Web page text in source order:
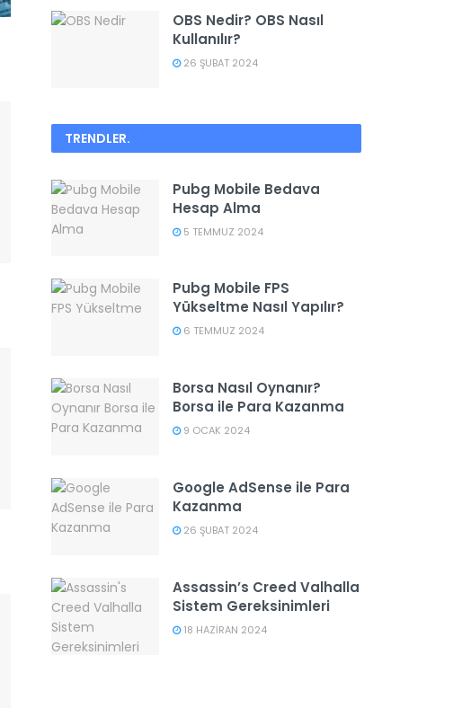
OBS Nedir? OBS Nasıl
Kullanılır?
26 ŞUBAT 2024
TRENDLER.
Pubg Mobile Bedava
Hesap Alma
5 TEMMUZ 2024
Pubg Mobile FPS
Yükseltme Nasıl Yapılır?
6 TEMMUZ 2024
Borsa Nasıl Oynanır?
Borsa ile Para Kazanma
9 OCAK 2024
Google AdSense ile Para
Kazanma
26 ŞUBAT 2024
Assassin’s Creed Valhalla
Sistem Gereksinimleri
18 HAZIRAN 2024